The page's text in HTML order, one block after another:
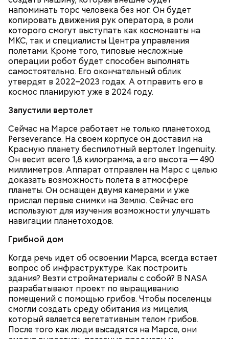
напоминать торс человека без ног. Он будет
копировать движения рук оператора, в роли
которого смогут выступать как космонавты на
МКС, так и специалисты Центра управления
полетами. Кроме того, типовые несложные
операции робот будет способен выполнять
самостоятельно. Его окончательный облик
утвердят в 2022–2023 годах. А отправить его в
космос планируют уже в 2024 году.
Запустили вертолет
Сейчас на Марсе работает не только планетоход
Perseverance. На своем корпусе он доставил на
Красную планету беспилотный вертолет Ingenuity.
Он весит всего 1,8 килограмма, а его высота — 490
миллиметров. Аппарат отправлен на Марс с целью
доказать возможность полета в атмосфере
планеты. Он оснащен двумя камерами и уже
прислал первые снимки на Землю. Сейчас его
используют для изучения возможности улучшать
навигации планетоходов.
Грибной дом
Когда речь идет об освоении Марса, всегда встает
вопрос об инфраструктуре. Как построить
здания? Везти стройматериалы с собой? В NASA
разрабатывают проект по выращиванию
помещений с помощью грибов. Чтобы поселенцы
смогли создать среду обитания из мицелия,
который является вегетативным телом грибов.
После того как люди высадятся на Марсе, они
Он также рассказал, что появление шаровых
молний не редкость и в Москве.
— Особенно с мая по август. Столкнуться с
явлением можно и осенью, но вероятность уже
ниже. Август — основное время. Оно совпадает с
максимальной активностью гроз: конец июля —
начало августа, — добавил Бычков.
— Каждый год 26 апреля ездим на Митинское
кладбище. Для нас это важная дата. Потом
собираемся где-нибудь за столом и говорим о
личном, не о катастрофе, — добавляет он.
многому. Важно помнить, что мир очень хрупкий,
нужно его беречь.